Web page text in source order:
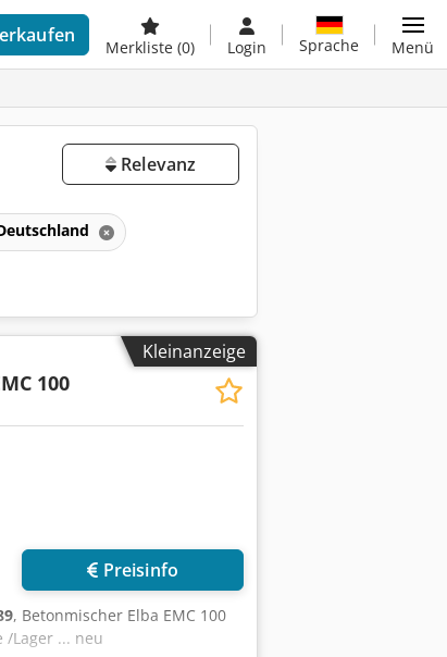
Merkliste (0) Login Sprache Menü
Relevanz
Kleinanzeige
100
Preisinfo
, Betonmischer Elba EMC 100
Lager ... neu